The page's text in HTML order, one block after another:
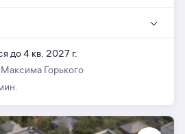
до 4 кв. 2027 г.
Горького